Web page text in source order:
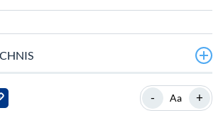
500: Jahresauftakt mit
- Aa +